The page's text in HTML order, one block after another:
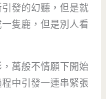
發的幻聽，但是就
隻鹿，但是別人看
萬般不情願下開始
中引發一連串緊張